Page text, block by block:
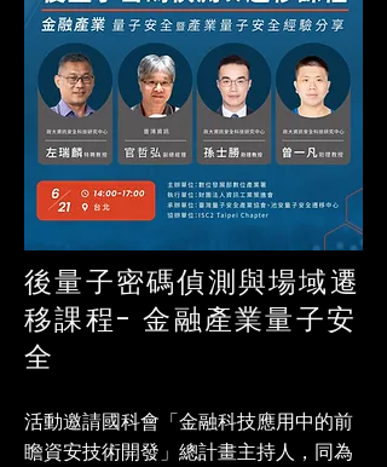
後量子密碼偵測與場域遷
移課程- 金融產業量子安
全
活動邀請國科會「金融科技應用中的前
瞻資安技術開發」總計畫主持人，同為